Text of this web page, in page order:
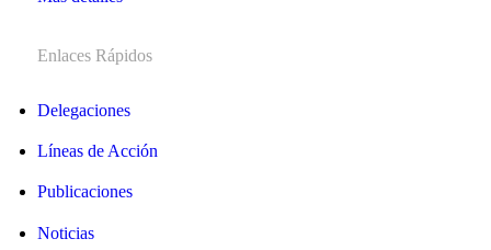
Enlaces Rápidos
Delegaciones
Líneas de Acción
Publicaciones
Noticias